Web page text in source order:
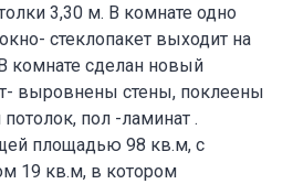
3,30 м. В комнате одно
стеклопакет выходит на
комнате сделан новый
выровнены стены, поклеены
пол -ламинат .
площадью 98 кв.м, с
19 кв.м, в котором